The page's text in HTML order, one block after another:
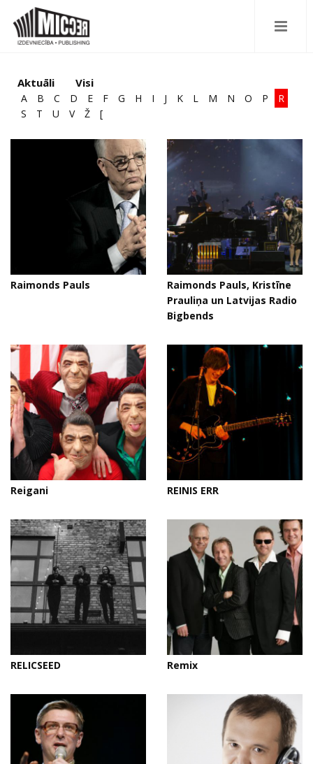
Aktuāli Visi
A B C D E F G H I J K L M N O P
R
S
T U V Ž [
Raimonds Pauls
Raimonds Pauls, Kristīne
Prauliņa un Latvijas Radio
Bigbends
Reigani REINIS ERR
RELICSEED Remix